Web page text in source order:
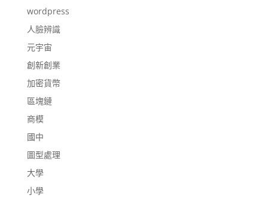
wordpress
人臉辨識
元宇宙
創新創業
加密貨幣
區塊鏈
商模
國中
圖型處理
大學
小學